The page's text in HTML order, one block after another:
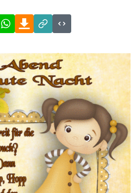
FacebookWhatsAppDownload
Link
Code